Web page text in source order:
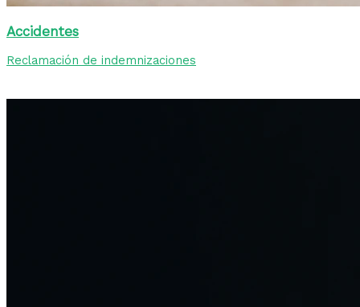
Accidentes
Reclamación de indemnizaciones